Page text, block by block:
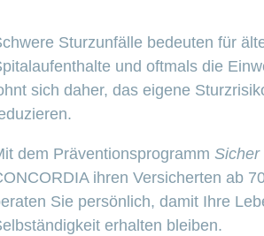
Sturzunfälle bedeuten für
und oftmals die
sich daher, das eigene
dem Präventionsprogramm Sicher
ihren Versicherten ab
Sie persönlich, damit Ihre
erhalten bleiben.